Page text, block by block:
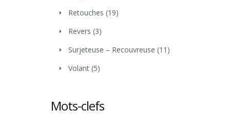
Retouches (19)
Revers (3)
Surjeteuse – Recouvreuse (11)
Volant (5)
Mots-clefs